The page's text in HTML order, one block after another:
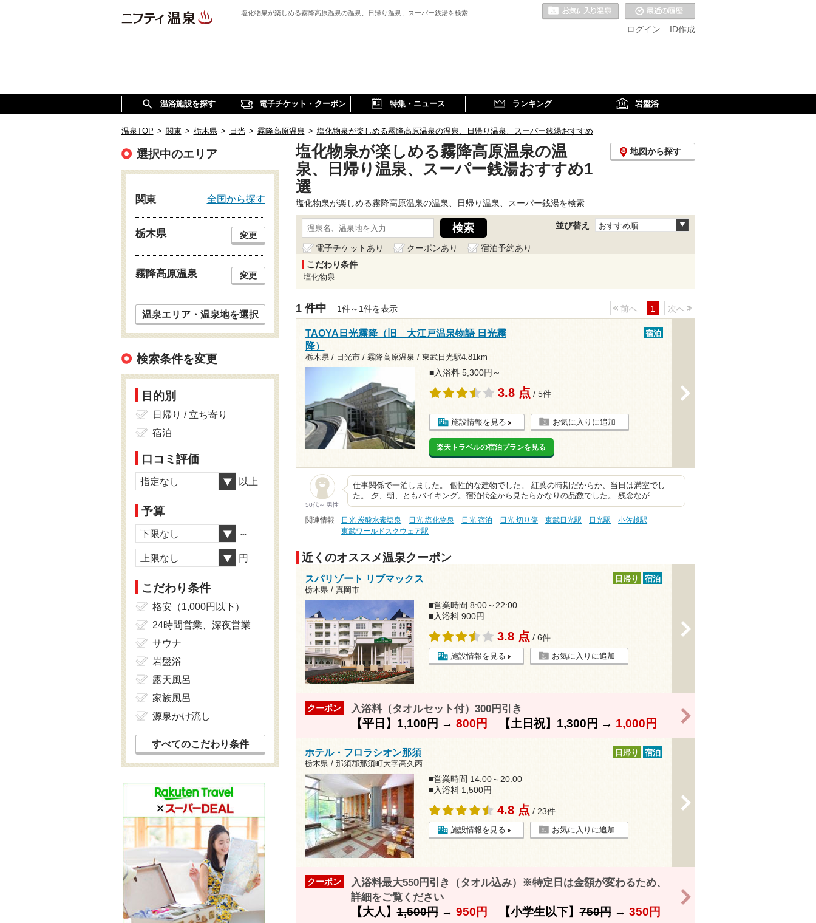
塩化物泉が楽しめる霧降高原温泉の温泉、日帰り温泉、スーパー銭湯を検索
ID作成
ログイン
お気に入りの温泉
温浴施設を探す 電子チケット・クーポン 特集・ニュース ランキング 岩盤浴
温泉TOP > 関東 > 栃木県 > 日光 > 霧降高原温泉 > 塩化物泉が楽しめる霧降高原温泉の温泉、日帰り温泉、スーパー銭湯おすすめ
塩化物泉が楽しめる霧降高原温泉の温
泉、日帰り温泉、スーパー銭湯おすすめ1
選
地図から探す
塩化物泉が楽しめる霧降高原温泉の温泉、日帰り温泉、スーパー銭湯を検索
並び替え おすすめ順
電子チケットあり クーポンあり
宿泊予約あり
こだわり条件
塩化物泉
1 件中 1件～1件を表示 前へ 1 次へ
TAOYA日光霧降（旧 大江戸温泉物語 日光霧
降）
栃木県 / 日光市 / 霧降高原温泉 / 東武日光駅4.81km
宿泊
■入浴料 5,300円～
3.8 点 / 5件
施設情報を見る お気に入りに追加
楽天トラベルの宿泊プランを見る
50代～ 男性
仕事関係で一泊しました。 個性的な建物でした。 紅葉の時期だからか、当日は満室でし
た。 夕、朝、ともバイキング。宿泊代金から見たらかなりの品数でした。 残念なが…
関連情報 日光 炭酸水素塩泉 日光 塩化物泉 日光 宿泊 日光 切り傷 東武日光駅 日光駅
小佐越駅
東武ワールドスクウェア駅
近くのオススメ温泉クーポン
スパリゾート リブマックス
栃木県 / 真岡市
日帰り 宿泊
■営業時間 8:00～22:00
■入浴料 900円
3.8 点 / 6件
施設情報を見る お気に入りに追加
クーポン 入浴料（タオルセット付）300円引き
【平日】1,100円→ 800円 【土日祝】1,300円→ 1,000円
ホテル・フロラシオン那須
栃木県 / 那須郡那須町大字高久丙
日帰り 宿泊
■営業時間 14:00～20:00
■入浴料 1,500円
4.8 点 / 23件
施設情報を見る お気に入りに追加
クーポン
入浴料最大550円引き（タオル込み）※特定日は金額が変わるため、
詳細をご覧ください
【大人】1,500円→ 950円 【小学生以下】750円→ 350円
選択中のエリア
関東 全国から探す
栃木県 変更
霧降高原温泉 変更
温泉エリア・温泉地を選択
検索条件を変更
目的別
日帰り / 立ち寄り
宿泊
口コミ評価
指定なし 以上
予算
下限なし ～
上限なし 円
こだわり条件
格安（1,000円以下）
24時間営業、深夜営業
サウナ
岩盤浴
露天風呂
家族風呂
源泉かけ流し
すべてのこだわり条件